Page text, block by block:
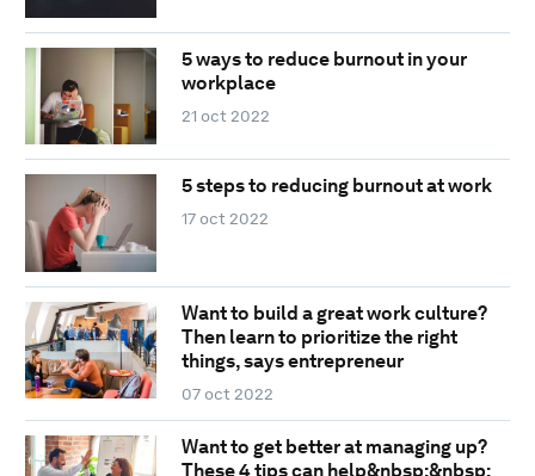
5 ways to reduce burnout in your
workplace
21 oct 2022
5 steps to reducing burnout at work
17 oct 2022
Want to build a great work culture?
Then learn to prioritize the right
things, says entrepreneur
07 oct 2022
Want to get better at managing up?
These 4 tips can help&nbsp;&nbsp;